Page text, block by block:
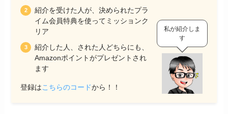
紹介を受けた人が、決められたプラ
イム会員特典を使ってミッションク
リア
紹介した人、された人どちらにも、
Amazonポイントがプレゼントされ
ます
登録はこちらのコードから！！
私が紹介しま
す